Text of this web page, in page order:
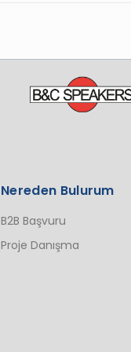
Nereden Bulurum
B2B Başvuru
Proje Danışma